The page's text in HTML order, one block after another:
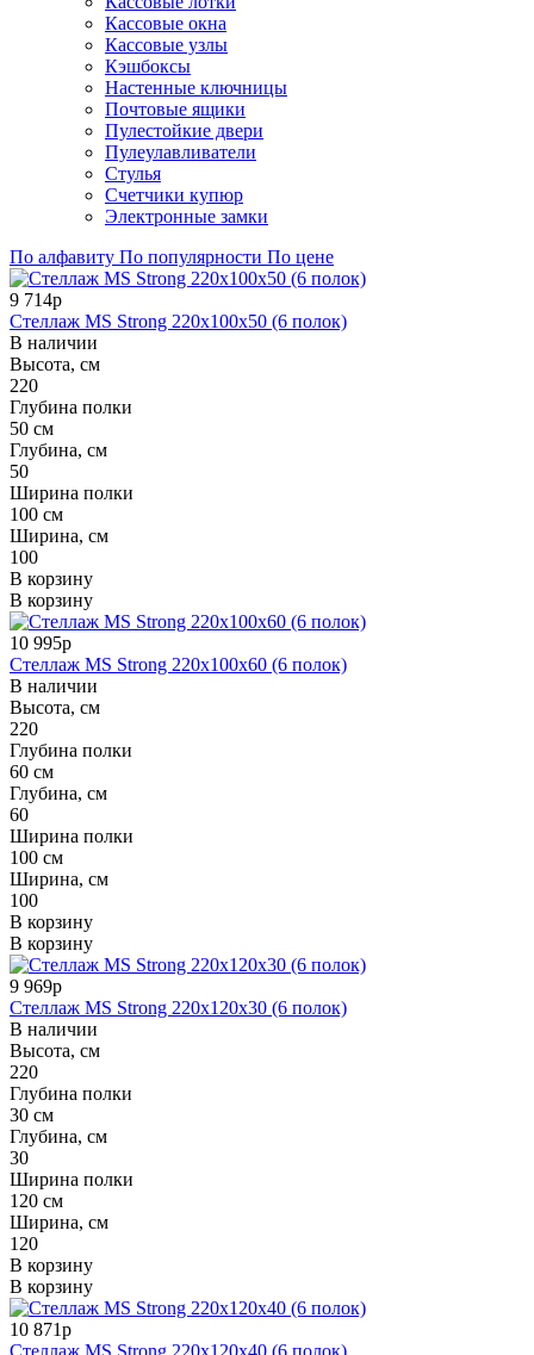
Кассовые окна
Кассовые узлы
Кэшбоксы
Настенные ключницы
Почтовые ящики
Пулестойкие двери
Пулеулавливатели
Стулья
Счетчики купюр
Электронные замки
По алфавиту По популярности По цене
9 714р
Стеллаж MS Strong 220x100x50 (6 полок)
В наличии
Высота, см
220
Глубина полки
50 см
Глубина, см
50
Ширина полки
100 см
Ширина, см
100
В корзину
В корзину
10 995р
Стеллаж MS Strong 220x100x60 (6 полок)
В наличии
Высота, см
220
Глубина полки
60 см
Глубина, см
60
Ширина полки
100 см
Ширина, см
100
В корзину
В корзину
9 969р
Стеллаж MS Strong 220x120x30 (6 полок)
В наличии
Высота, см
220
Глубина полки
30 см
Глубина, см
30
Ширина полки
120 см
Ширина, см
120
В корзину
В корзину
10 871р
Стеллаж MS Strong 220x120x40 (6 полок)